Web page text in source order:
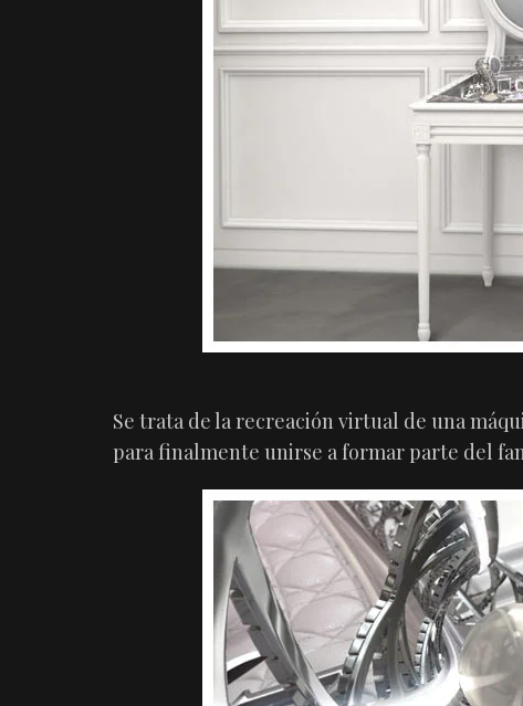
Se trata de la recreación virtual de una
para finalmente unirse a formar parte del